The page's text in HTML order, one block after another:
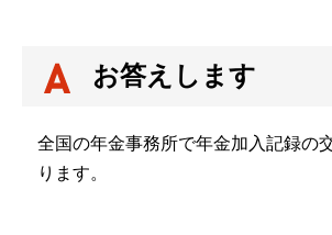
お答えします
全国の年金事務所で年金加入記録の
ります。